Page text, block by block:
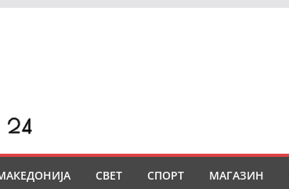
СВЕТ СПОРТ МАГАЗИН